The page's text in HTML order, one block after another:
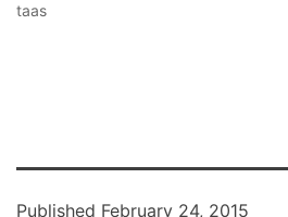
taas
Published February 24, 2015